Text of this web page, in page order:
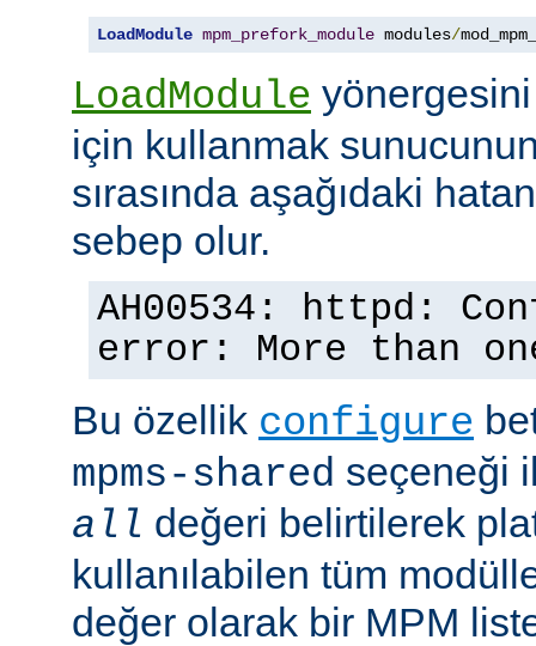
LoadModule mpm_prefork_module modules/
LoadModule
için kullanmak
sırasında aşağıdaki
sebep olur.
AH00534: httpd:
error: More than
Bu özellik configure
mpms-shared seçeneği
all değeri belirtilerek
kullanılabilen tüm
değer olarak bir MPM